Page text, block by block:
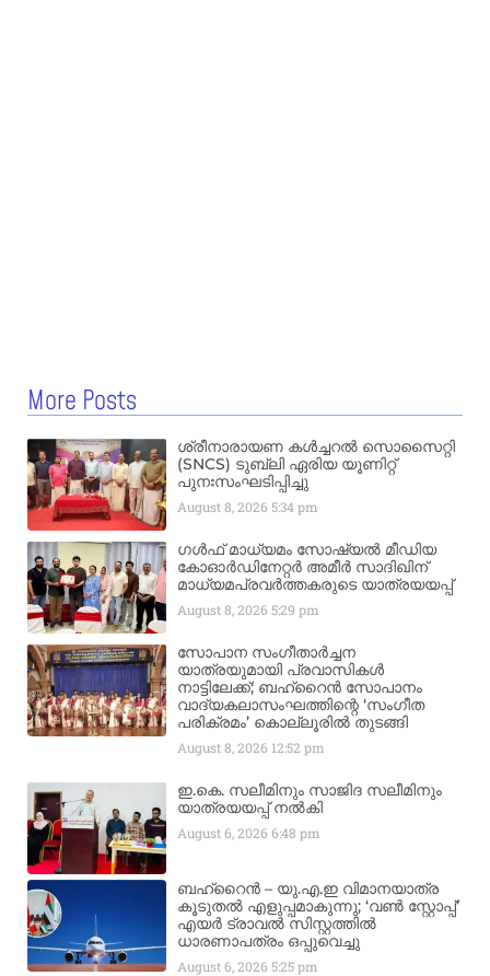
More Posts
ശ്രീനാരായണ കൾച്ചറൽ സൊസൈറ്റി
(SNCS) ടുബ്ലി ഏരിയ യൂണിറ്റ്
പുനഃസംഘടിപ്പിച്ചു
August 8, 20265:34 pm
ഗൾഫ് മാധ്യമം സോഷ്യൽ മീഡിയ
കോഓർഡിനേറ്റർ അമീർ സാദിഖിന്
മാധ്യമപ്രവർത്തകരുടെ യാത്രയയപ്പ്
August 8, 20265:29 pm
സോപാന സംഗീതാർച്ചന
യാത്രയുമായി പ്രവാസികൾ
നാട്ടിലേക്ക്; ബഹ്‌റൈൻ സോപാനം
വാദ്യകലാസംഘത്തിന്റെ ‘സംഗീത
പരിക്രമം’ കൊല്ലൂരിൽ തുടങ്ങി
August 8, 2026 12:52 pm
ഇ.കെ. സലീമിനും സാജിദ സലീമിനും
യാത്രയയപ്പ് നൽകി
August 6, 20266:48 pm
ബഹ്‌റൈൻ – യു.എ.ഇ വിമാനയാത്ര
കൂടുതൽ എളുപ്പമാകുന്നു; ‘വൺ സ്റ്റോപ്പ്’
എയർ ട്രാവൽ സിസ്റ്റത്തിൽ
ധാരണാപത്രം ഒപ്പുവെച്ചു
August 6, 20265:25 pm